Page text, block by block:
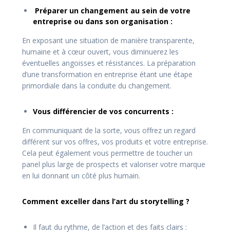
Préparer un changement au sein de votre
entreprise ou dans son organisation :
En exposant une situation de manière transparente,
humaine et à cœur ouvert, vous diminuerez les
éventuelles angoisses et résistances. La préparation
d’une transformation en entreprise étant une étape
primordiale dans la conduite du changement.
Vous différencier de vos concurrents :
En communiquant de la sorte, vous offrez un regard
différent sur vos offres, vos produits et votre entreprise.
Cela peut également vous permettre de toucher un
panel plus large de prospects et valoriser votre marque
en lui donnant un côté plus humain.
Comment exceller dans l’art du storytelling ?
Il faut du rythme, de l’action et des faits clairs :